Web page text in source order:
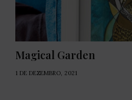
Magical Garden
1 DE DEZEMBRO, 2021